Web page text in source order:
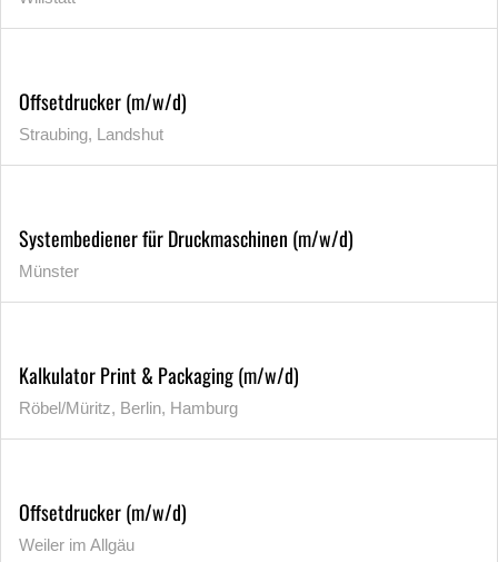
Offsetdrucker (m/w/d)
Straubing, Landshut
Systembediener für Druckmaschinen (m/w/d)
Münster
Kalkulator Print & Packaging (m/w/d)
Röbel/Müritz, Berlin, Hamburg
Offsetdrucker (m/w/d)
Weiler im Allgäu